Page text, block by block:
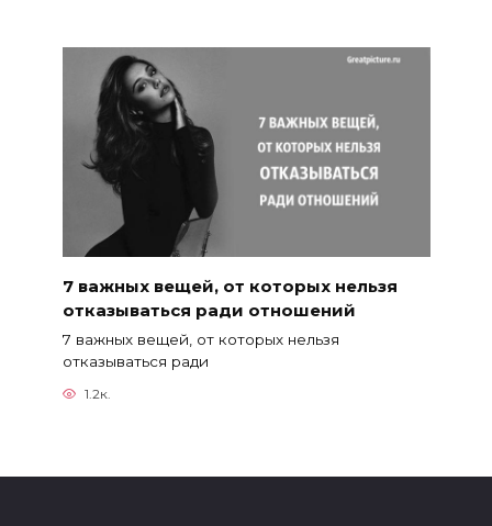
7 важных вещей, от которых нельзя
отказываться ради отношений
7 важных вещей, от которых нельзя
отказываться ради
1.2к.